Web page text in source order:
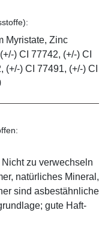
Myristate, Zinc
) CI 77742, (+/-) CI
) CI 77491, (+/-) CI
zu verwechseln
natürliches Mineral,
sind asbestähnliche
gute Haft-